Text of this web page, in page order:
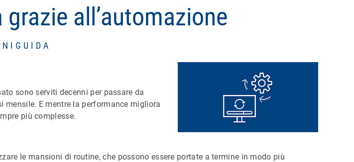
all’automazione
sono serviti decenni per passare da
mensile. E mentre la performance migliora
più complesse.
le mansioni di routine, che possono essere portate a termine in modo più